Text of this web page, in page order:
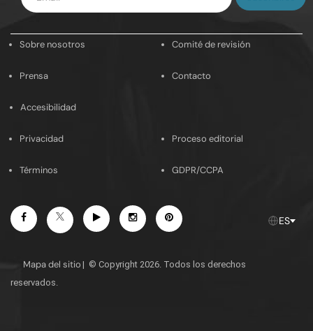
tu
Sobre nosotros Comité de revisión
Prensa Contacto
Accesibilidad
Privacidad Proceso editorial
Términos GDPR/CCPA
FacebookTwitterYoutubeInstagramPinterest ES
Mapa del sitio | © Copyright 2026. Todos los derechos
reservados.